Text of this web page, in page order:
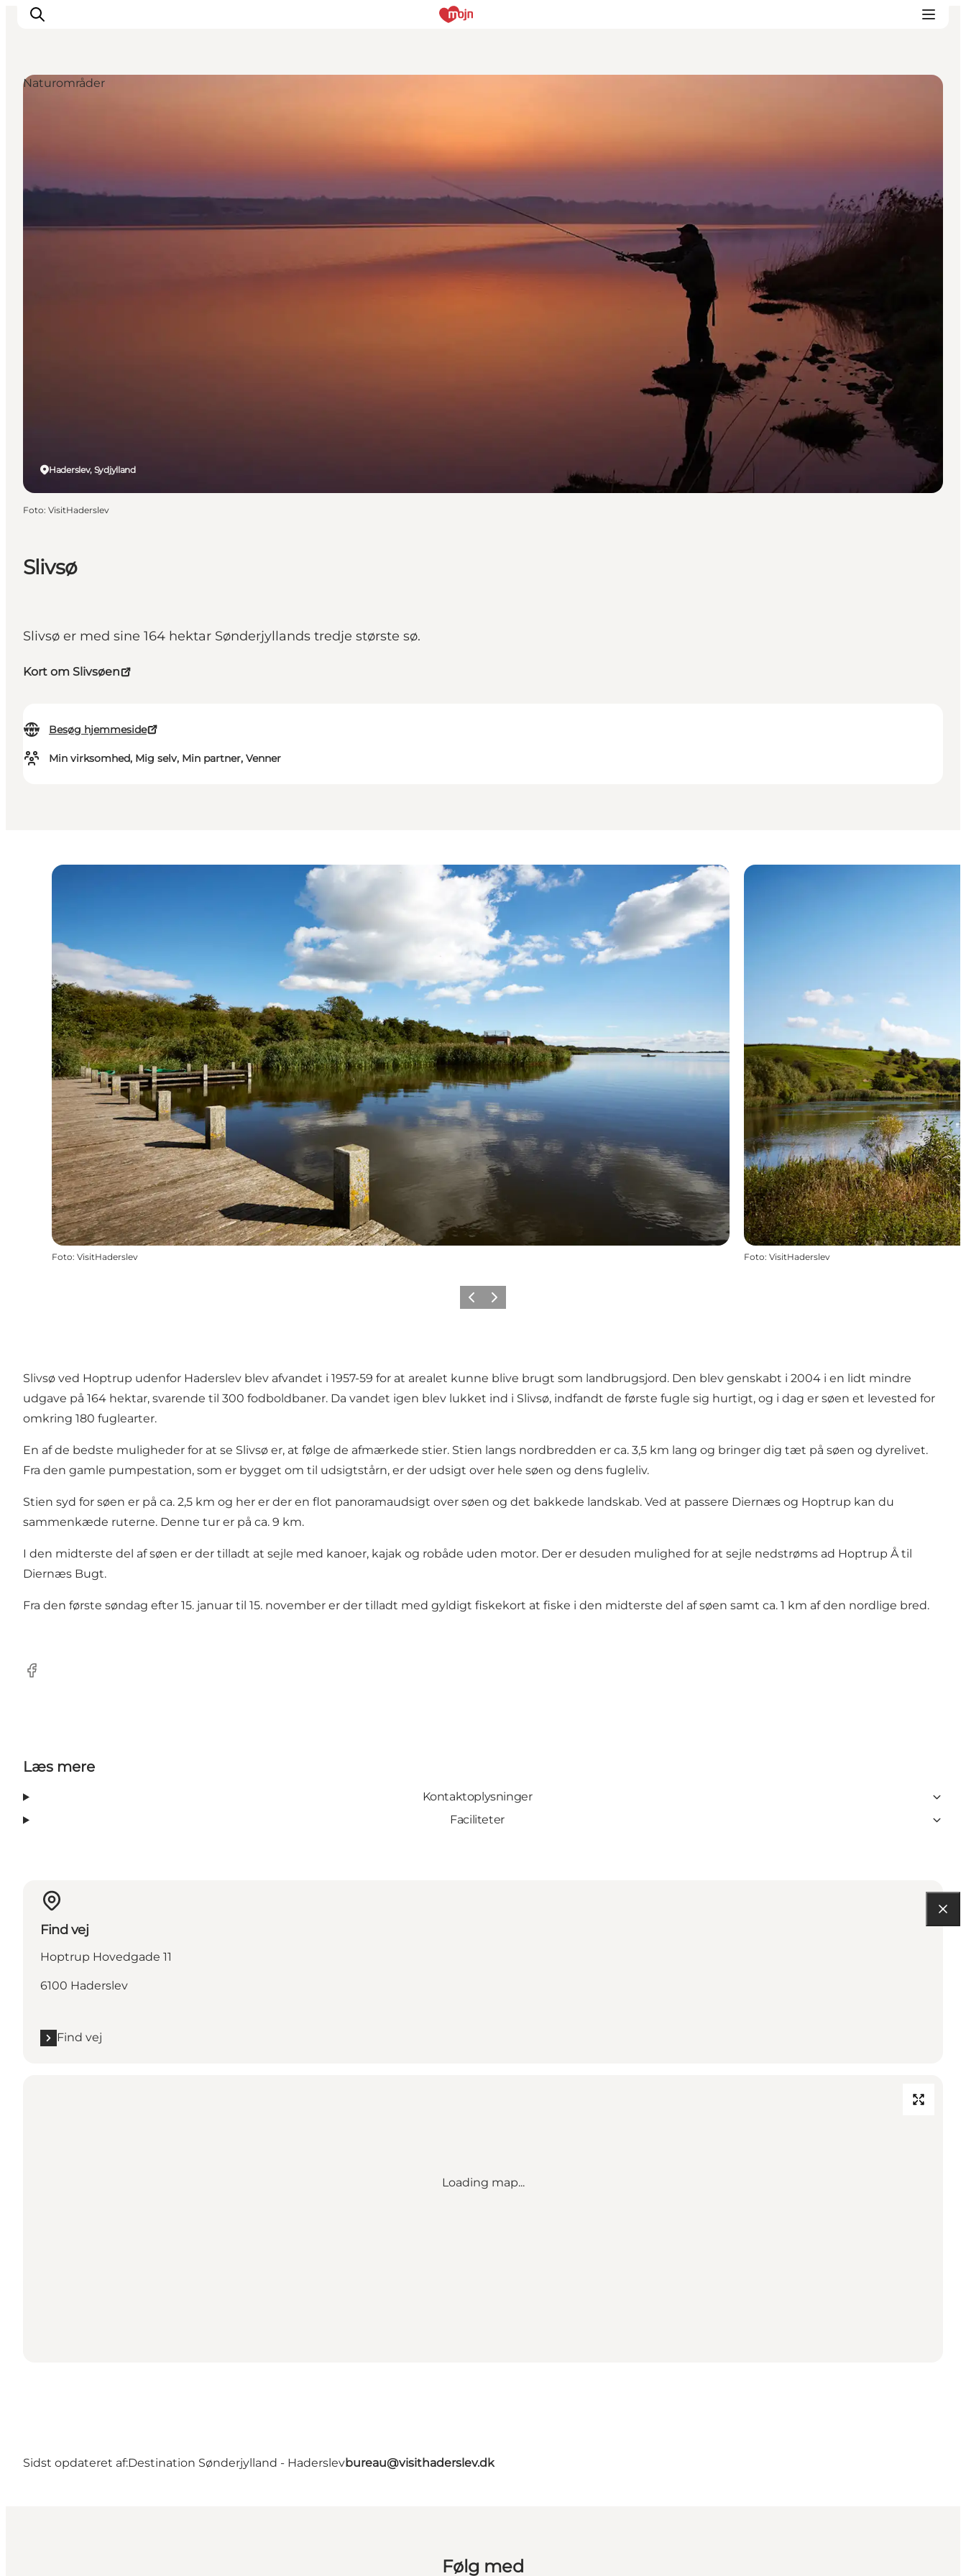
Overnatning
Planlæg din ferie
Booking
Slivsø
Slivsø er med sine 164 hektar Sønderjyllands tredje største sø.
Kort om Slivsøen
Besøg hjemmeside
Min virksomhed, Mig selv, Min partner, Venner
Haderslev, Sydjylland
Naturområder
Foto: VisitHaderslev
Foto: VisitHaderslev Foto: VisitHaderslev
ForrigeNæste
Slivsø ved Hoptrup udenfor Haderslev blev afvandet i 1957-59 for at arealet kunne blive brugt som landbrugsjord. Den blev genskabt i 2004 i en lidt mindre
udgave på 164 hektar, svarende til 300 fodboldbaner. Da vandet igen blev lukket ind i Slivsø, indfandt de første fugle sig hurtigt, og i dag er søen et levested for
omkring 180 fuglearter.
En af de bedste muligheder for at se Slivsø er, at følge de afmærkede stier. Stien langs nordbredden er ca. 3,5 km lang og bringer dig tæt på søen og dyrelivet.
Fra den gamle pumpestation, som er bygget om til udsigtstårn, er der udsigt over hele søen og dens fugleliv.
Stien syd for søen er på ca. 2,5 km og her er der en flot panoramaudsigt over søen og det bakkede landskab. Ved at passere Diernæs og Hoptrup kan du
sammenkæde ruterne. Denne tur er på ca. 9 km.
I den midterste del af søen er der tilladt at sejle med kanoer, kajak og robåde uden motor. Der er desuden mulighed for at sejle nedstrøms ad Hoptrup Å til
Diernæs Bugt.
Fra den første søndag efter 15. januar til 15. november er der tilladt med gyldigt fiskekort at fiske i den midterste del af søen samt ca. 1 km af den nordlige bred.
Facebook
Læs mere
Kontaktoplysninger
Faciliteter
Find vej
Hoptrup Hovedgade 11
6100 Haderslev
Find vej
Loading map...
Sidst opdateret af:Destination Sønderjylland - Haderslevbureau@visithaderslev.dk
Følg med